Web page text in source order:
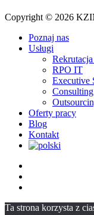
Copyright © 2026
Close
Menu
Poznaj nas
Usługi
RPO IT
Executive
Oferty pracy
Blog
Kontakt
Ta strona korzysta z